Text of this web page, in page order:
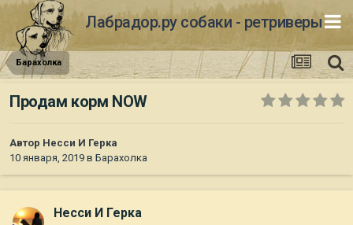
Лабрадор.ру собаки - ретриверы
Барахолка
Продам корм NOW
Автор Несси И Герка
10 января, 2019 в Барахолка
Несси И Герка